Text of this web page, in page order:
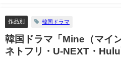
作品別 韓国ドラマ
韓国ドラマ「Mine（マイ
ネトフリ・U-NEXT・